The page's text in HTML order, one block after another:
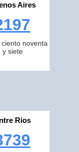
Aires
noventa
y siete
Rios